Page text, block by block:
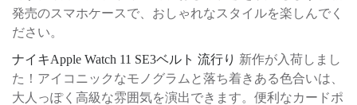
発売のスマホケースで、おしゃれなスタイルを楽しんでく
ださい。
ナイキApple Watch 11 SE3ベルト 流行り 新作が入荷しまし
た！アイコニックなモノグラムと落ち着きある色合いは、
大人っぽく高級な雰囲気を演出できます。便利なカードポ